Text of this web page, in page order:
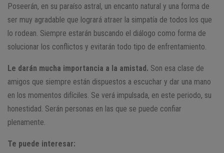
Poseerán, en su paraíso astral, un encanto natural y una forma de
ser muy agradable que logrará atraer la simpatía de todos los que
lo rodean. Siempre estarán buscando el diálogo como forma de
solucionar los conflictos y evitarán todo tipo de enfrentamiento.
Le darán mucha importancia a la amistad. Son esa clase de
amigos que siempre están dispuestos a escuchar y dar una mano
en los momentos difíciles. Se verá impulsada, en este periodo, su
honestidad. Serán personas en las que se puede confiar
plenamente.
Te puede interesar: